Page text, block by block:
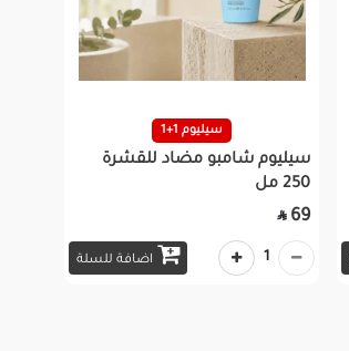
سيليوم 1+1
سيليوم شامبو مضاد للقشرة
250 مل
69

اضافة للسلة 1